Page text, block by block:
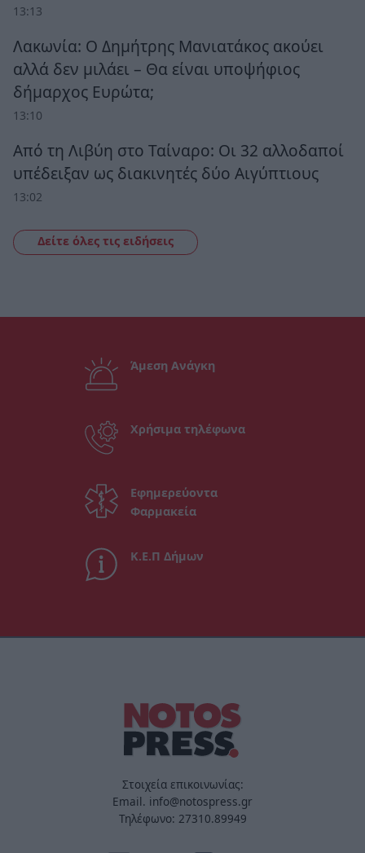
13:13
Λακωνία: Ο Δημήτρης Μανιατάκος ακούει
αλλά δεν μιλάει – Θα είναι υποψήφιος
δήμαρχος Ευρώτα;
13:10
Από τη Λιβύη στο Ταίναρο: Οι 32 αλλοδαποί
υπέδειξαν ως διακινητές δύο Αιγύπτιους
13:02
Δείτε όλες τις ειδήσεις
Άμεση Ανάγκη
Χρήσιμα τηλέφωνα
Εφημερεύοντα
Φαρμακεία
Κ.Ε.Π Δήμων
Στοιχεία επικοινωνίας:
Email. info@notospress.gr
Τηλέφωνο: 27310.89949